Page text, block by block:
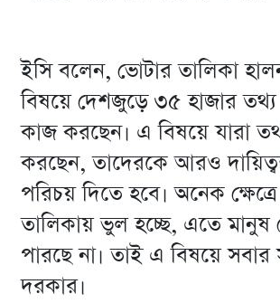
ইসি বলেন, ভোটার তালিকা
বিষয়ে দেশজুড়ে ৩৫ হাজার তথ্য
কাজ করছেন। এ বিষয়ে যারা
করছেন, তাদেরকে আরও
পরিচয় দিতে হবে। অনেক
তালিকায় ভুল হচ্ছে, এতে মানুষ
পারছে না। তাই এ বিষয়ে
দরকার।